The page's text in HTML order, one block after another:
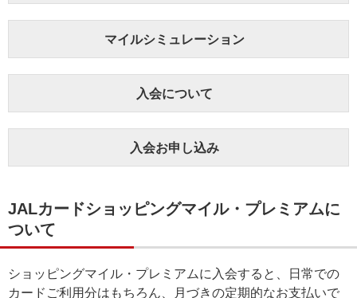
マイルシミュレーション
入会について
入会お申し込み
JALカードショッピングマイル・プレミアムに
ついて
ショッピングマイル・プレミアムに入会すると、日常での
カードご利用分はもちろん、月づきの定期的なお支払いで